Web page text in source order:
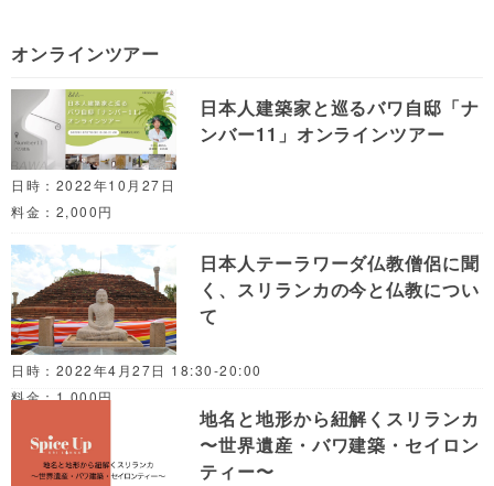
オンラインツアー
日本人建築家と巡るバワ自邸「ナ
ンバー11」オンラインツアー
日時：2022年10月27日
料金：2,000円
日本人テーラワーダ仏教僧侶に聞
く、スリランカの今と仏教につい
て
日時：2022年4月27日 18:30-20:00
料金：1,000円
地名と地形から紐解くスリランカ
〜世界遺産・バワ建築・セイロン
ティー〜